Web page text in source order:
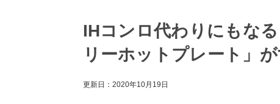
IHコンロ代わりにもな
リーホットプレート」が
更新日： 2020年10月19日